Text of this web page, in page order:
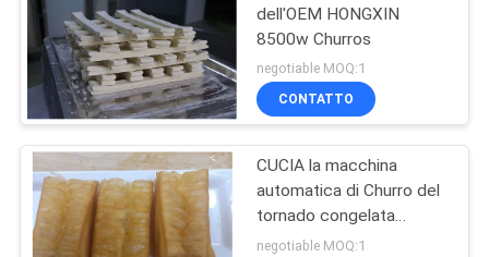
CONTATTACI
NOTIZIE
CHIEDI UN
PREVENTIVO
linea di produzione
della pasticceria
dell'OEM HONGXIN
8500w Churros
negotiable MOQ:1
CONTATTO
CUCIA la macchina
automatica di Churro del
tornado congelata
motore
negotiable MOQ:1